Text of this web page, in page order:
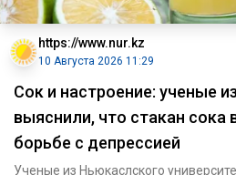
https://www.nur.kz
10 Августа 2026 11:29
Сок и настроение: ученые
выяснили, что стакан сока
борьбе с депрессией
Ученые из Ньюкаслского